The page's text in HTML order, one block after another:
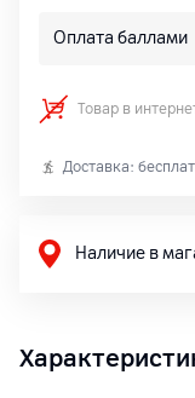
Оплата баллами
Товар в
Доставка:
Наличие в